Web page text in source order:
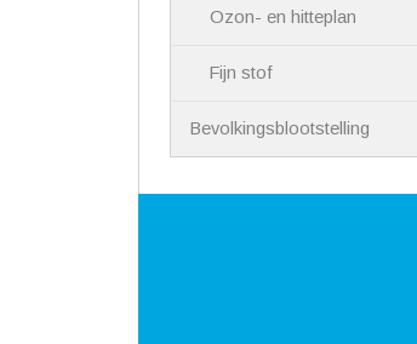
Ozon- en hitteplan
Fijn stof
Bevolkingsblootstelling